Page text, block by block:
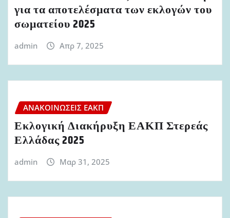
για τα αποτελέσματα των εκλογών του
σωματείου 2025
admin Απρ 7, 2025
ΑΝΑΚΟΙΝΏΣΕΙΣ ΕΑΚΠ
Εκλογική Διακήρυξη ΕΑΚΠ Στερεάς
Ελλάδας 2025
admin Μαρ 31, 2025